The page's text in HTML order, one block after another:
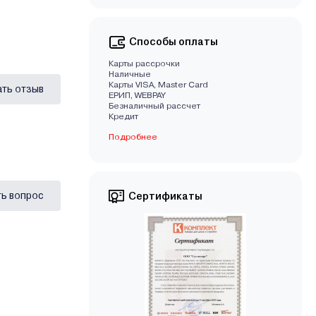
отзыв
вопрос
Способы оплаты
Карты рассрочки
Наличные
Карты VISA, Master Card
EРИП, WEBPAY
Безналичный рассчет
Кредит
Подробнее
Сертификаты